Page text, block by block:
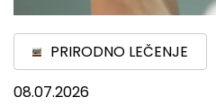
PRIRODNO LEČENJE
08.07.2026